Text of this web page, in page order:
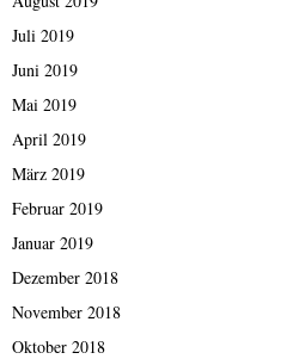
Juli 2019
Juni 2019
Mai 2019
April 2019
März 2019
Februar 2019
Januar 2019
Dezember 2018
November 2018
Oktober 2018